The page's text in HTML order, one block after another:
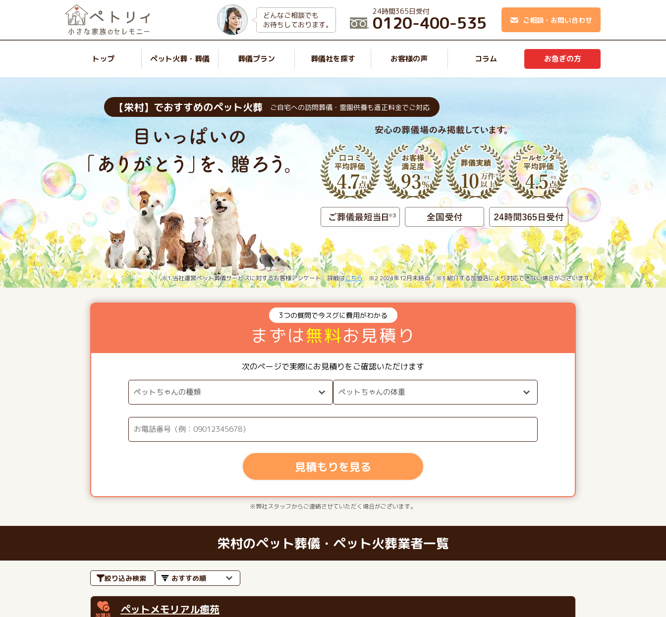
どんなご相談でも
お待ちしております。
24時間365日受付
0120-400-535 ご相談・お問い合わせ
トップ ペット火葬・葬儀 葬儀プラン 葬儀社を探す お客様の声 コラム お急ぎの方
【栄村】でおすすめのペット火葬 ご自宅への訪問葬儀・霊園供養も適正料金でご対応
※1 当社運営ペット葬儀サービスに対するお客様アンケート：詳細はこちら※2 2024年12月末時点 ※3 紹介する加盟店により対応できない場合がございます。
3つの質問で今スグに費用がわかる
まずは無料お見積り
次のページで実際にお見積りをご確認いただけます
見積もりを見る
※弊社スタッフからご連絡させていただく場合がございます。
栄村のペット葬儀・ペット火葬業者一覧
絞り込み検索
ペットメモリアル癒苑